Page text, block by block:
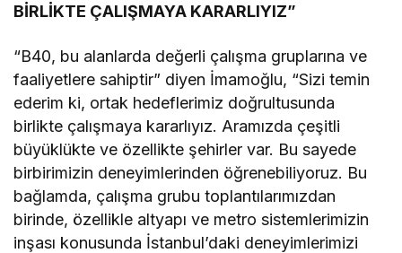
BİRLİKTE ÇALIŞMAYA KARARLIYIZ”
“B40, bu alanlarda değerli çalışma gruplarına ve
faaliyetlere sahiptir” diyen İmamoğlu, “Sizi temin
ederim ki, ortak hedeflerimiz doğrultusunda
birlikte çalışmaya kararlıyız. Aramızda çeşitli
büyüklükte ve özellikte şehirler var. Bu sayede
birbirimizin deneyimlerinden öğrenebiliyoruz. Bu
bağlamda, çalışma grubu toplantılarımızdan
birinde, özellikle altyapı ve metro sistemlerimizin
inşası konusunda İstanbul’daki deneyimlerimizi